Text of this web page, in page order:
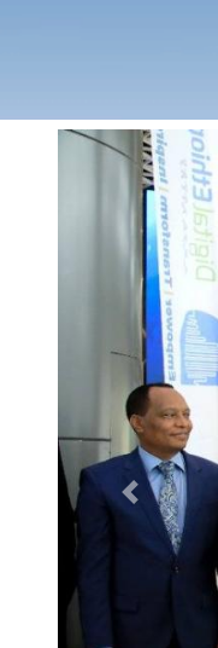
Previous